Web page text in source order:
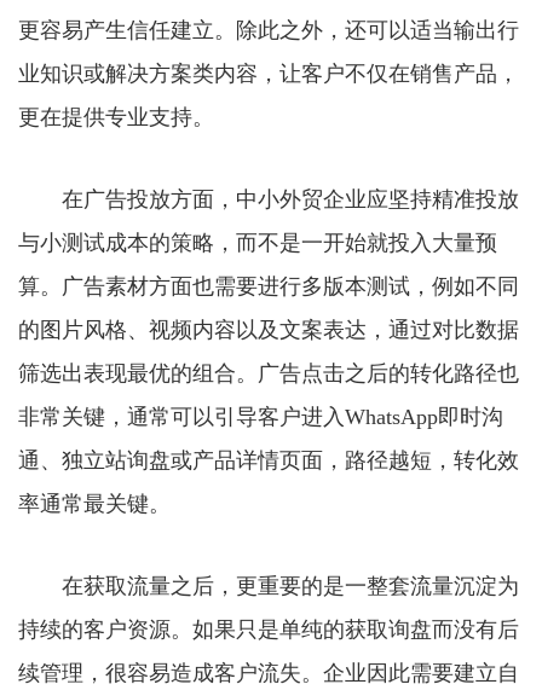
更容易产生信任建立。除此之外，还可以适当输出行
业知识或解决方案类内容，让客户不仅在销售产品，
更在提供专业支持。
在广告投放方面，中小外贸企业应坚持精准投放
与小测试成本的策略，而不是一开始就投入大量预
算。广告素材方面也需要进行多版本测试，例如不同
的图片风格、视频内容以及文案表达，通过对比数据
筛选出表现最优的组合。广告点击之后的转化路径也
非常关键，通常可以引导客户进入WhatsApp即时沟
通、独立站询盘或产品详情页面，路径越短，转化效
率通常最关键。
在获取流量之后，更重要的是一整套流量沉淀为
持续的客户资源。如果只是单纯的获取询盘而没有后
续管理，很容易造成客户流失。企业因此需要建立自